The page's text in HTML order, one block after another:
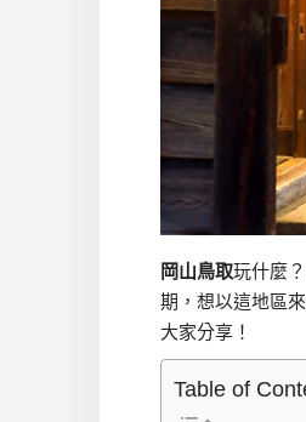
岡山鳥取玩什麼
期，想以這地區
大家分享！
Table of